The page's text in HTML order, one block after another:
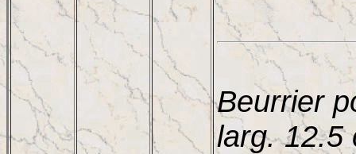
Beurrier
larg. 12.5